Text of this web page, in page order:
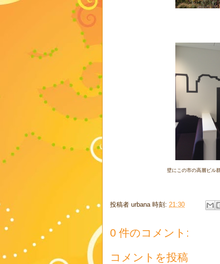
壁にこの市の高層ビル
投稿者 urbana 時刻: 21:30
0 件のコメント:
コメントを投稿